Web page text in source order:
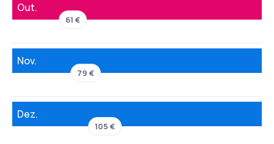
Out.
61 €
Nov.
79 €
Dez.
105 €